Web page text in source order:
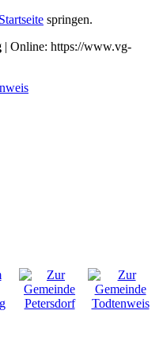
springen.
| Online: https://www.vg-